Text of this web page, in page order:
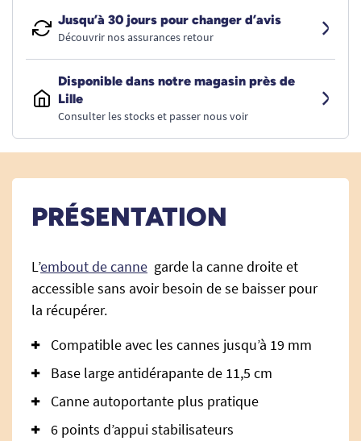
Jusqu’à 30 jours pour changer d’avis
Découvrir nos assurances retour
Disponible dans notre magasin près de
Lille
Consulter les stocks et passer nous voir
PRÉSENTATION
L’embout de canne garde la canne droite et
accessible sans avoir besoin de se baisser pour
la récupérer.
Compatible avec les cannes jusqu’à 19 mm
Base large antidérapante de 11,5 cm
Canne autoportante plus pratique
6 points d’appui stabilisateurs